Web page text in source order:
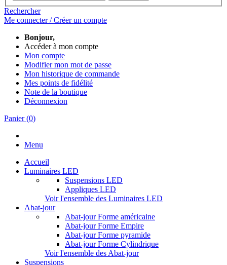
Rechercher
Me connecter / Créer un compte
Bonjour,
Accéder à mon compte
Mon compte
Modifier mon mot de passe
Mon historique de commande
Mes points de fidélité
Note de la boutique
Déconnexion
Panier(0)
Menu
Accueil
Luminaires LED
Suspensions LED
Appliques LED
Voir l'ensemble des Luminaires LED
Abat-jour
Abat-jour Forme américaine
Abat-jour Forme Empire
Abat-jour Forme pyramide
Abat-jour Forme Cylindrique
Voir l'ensemble des Abat-jour
Suspensions